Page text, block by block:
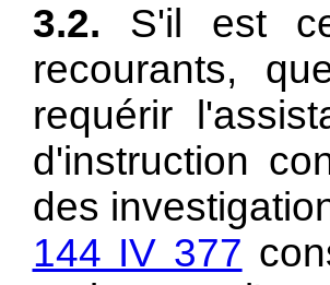
3.2. S'il est
recourants,
requérir
d'instruction
des
144 IV 377